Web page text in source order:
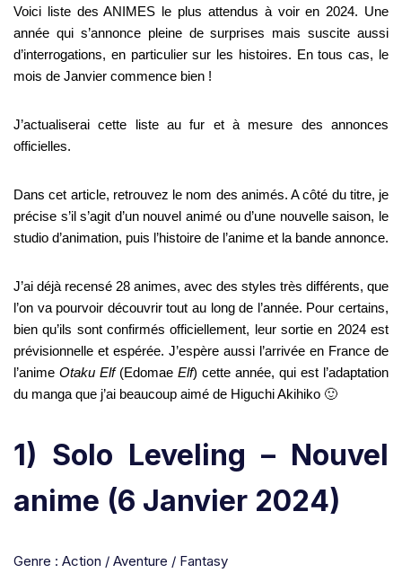
Voici liste des ANIMES le plus attendus à voir en 2024. Une
année qui s’annonce pleine de surprises mais suscite aussi
d’interrogations, en particulier sur les histoires. En tous cas, le
mois de Janvier commence bien !
J’actualiserai cette liste au fur et à mesure des annonces
officielles.
Dans cet article, retrouvez le nom des animés. A côté du titre, je
précise s’il s’agit d’un nouvel animé ou d’une nouvelle saison, le
studio d’animation, puis l’histoire de l’anime et la bande annonce.
J’ai déjà recensé 28 animes, avec des styles très différents, que
l’on va pourvoir découvrir tout au long de l’année. Pour certains,
bien qu’ils sont confirmés officiellement, leur sortie en 2024 est
prévisionnelle et espérée. J’espère aussi l’arrivée en France de
l’anime Otaku Elf(Edomae Elf) cette année, qui est l’adaptation
du manga que j’ai beaucoup aimé de Higuchi Akihiko 🙂
1) Solo Leveling – Nouvel
anime (6 Janvier 2024)
Genre : Action / Aventure / Fantasy